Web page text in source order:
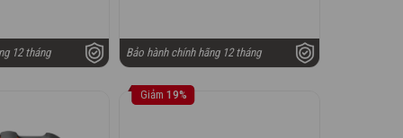
12 tháng Bảo hành chính hãng 12 tháng
Giảm 19%